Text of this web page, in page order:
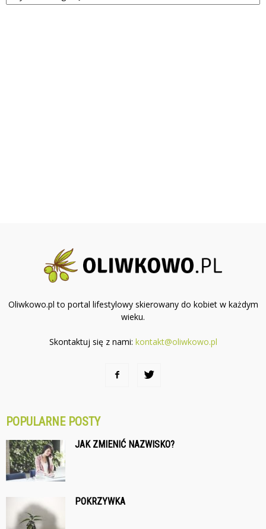
Oliwkowo.pl to portal lifestylowy skierowany do kobiet w każdym
wieku.
Skontaktuj się z nami: kontakt@oliwkowo.pl
POPULARNE POSTY
JAK ZMIENIĆ NAZWISKO?
POKRZYWKA